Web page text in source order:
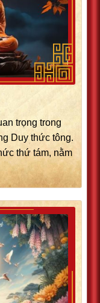
trọng trong
Duy thức tông.
thứ tám, nằm